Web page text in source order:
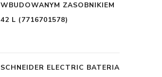
WBUDOWANYM ZASOBNIKIEM
42 L (7716701578)
SCHNEIDER ELECTRIC BATERIA